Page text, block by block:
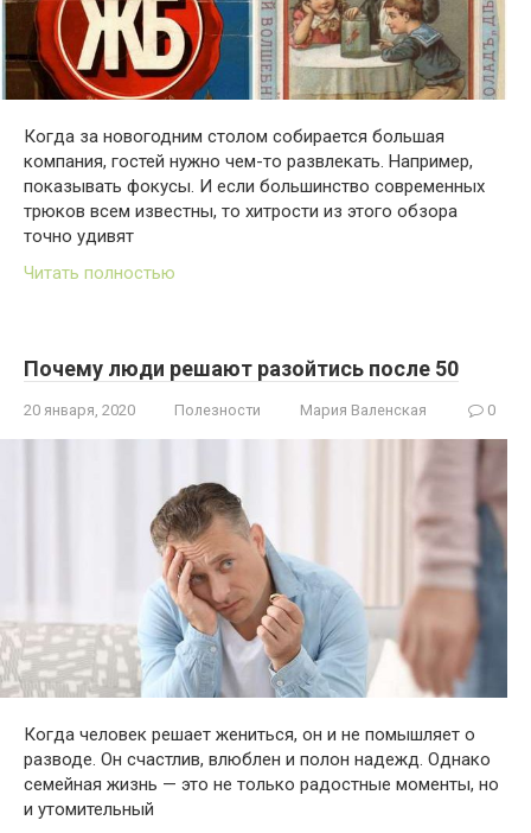
Когда за новогодним столом собирается большая
компания, гостей нужно чем-то развлекать. Например,
показывать фокусы. И если большинство современных
трюков всем известны, то хитрости из этого обзора
точно удивят
Читать полностью
Почему люди решают разойтись после 50
20 января, 2020 Полезности Мария Валенская 0
Когда человек решает жениться, он и не помышляет о
разводе. Он счастлив, влюблен и полон надежд. Однако
семейная жизнь — это не только радостные моменты, но
и утомительный